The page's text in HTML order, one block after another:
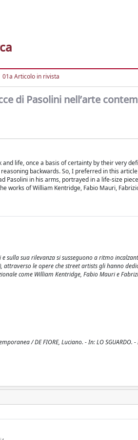
01a Articolo in rivista
di Pasolini nell’arte
and life, once a basis of certainty by their very
backwards. So, I preferred in this
in his arms, portrayed in a life-size
works of William Kentridge, Fabio Mauri,
sulla sua rilevanza si susseguono a ritmo
le opere che street artists gli hanno
come William Kentridge, Fabio Mauri e
/ DE FIORE, Luciano. - In: LO SGUARDO.